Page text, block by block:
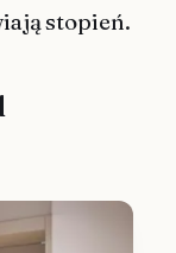
stopień.